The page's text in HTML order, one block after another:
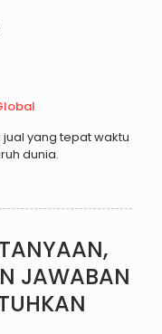
yang tepat waktu
dunia.
JAWABAN